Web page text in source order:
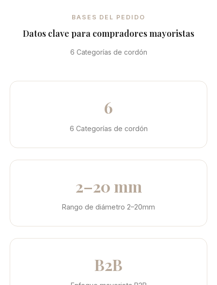
BASES DEL PEDIDO
Datos clave para compradores mayoristas
6 Categorías de cordón
6
6 Categorías de cordón
2–20 mm
Rango de diámetro 2–20mm
B2B